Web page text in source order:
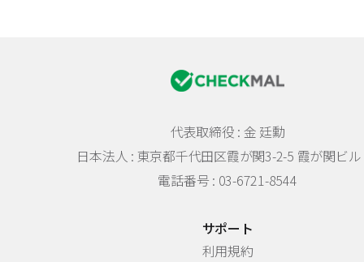
代表取締役 : 金 廷勳
日本法人 : 東京都千代田区霞が関3-2-5 霞が関ビル
電話番号 : 03-6721-8544
サポート
利用規約